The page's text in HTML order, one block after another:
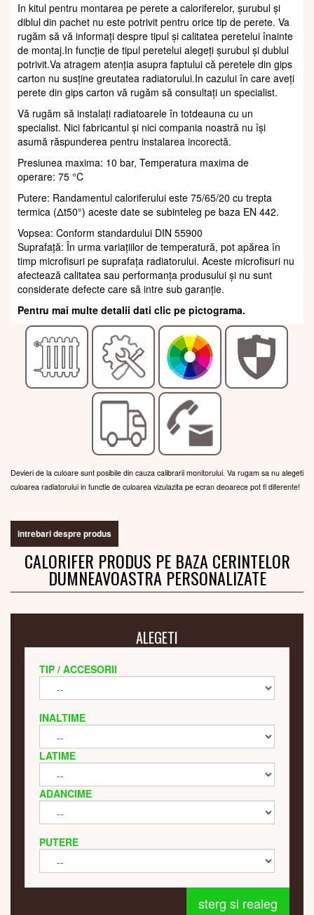
In kitul pentru montarea pe perete a caloriferelor, șurubul și
diblul din pachet nu este potrivit pentru orice tip de perete. Va
rugăm să vă informați despre tipul și calitatea peretelui înainte
de montaj.In funcție de tipul peretelui alegeți șurubul și dublul
potrivit.Va atragem atenția asupra faptului că peretele din gips
carton nu susține greutatea radiatorului.In cazului în care aveți
perete din gips carton vă rugăm să consultați un specialist.
Vă rugăm să instalați radiatoarele în totdeauna cu un
specialist. Nici fabricantul și nici compania noastră nu își
asumă răspunderea pentru instalarea incorectă.
Presiunea maxima: 10 bar, Temperatura maxima de
operare: 75 °C
Putere: Randamentul caloriferului este 75/65/20 cu trepta
termica (Δt50°) aceste date se subinteleg pe baza EN 442.
Vopsea: Conform standardului DIN 55900
Suprafaţă: În urma variațiilor de temperatură, pot apărea în
timp microfisuri pe suprafața radiatorului. Aceste microfisuri nu
afectează calitatea sau performanța produsului și nu sunt
considerate defecte care să intre sub garanție.
Pentru mai multe detalii dati clic pe pictograma.
Devieri de la culoare sunt posibile din cauza calibrarii monitorului. Va rugam sa nu alegeti
culoarea radiatorului in functie de culoarea vizulazita pe ecran deoarece pot fi diferente!
intrebari despre produs
CALORIFER PRODUS PE BAZA CERINTELOR
DUMNEAVOASTRA PERSONALIZATE
ALEGETI
TIP / ACCESORII
INALTIME
LATIME
ADANCIME
PUTERE
sterg si realeg